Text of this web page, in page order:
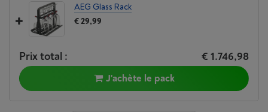
AEG Glass Rack
€ 29,99
Prix total : € 1.746,98
J'achète le pack